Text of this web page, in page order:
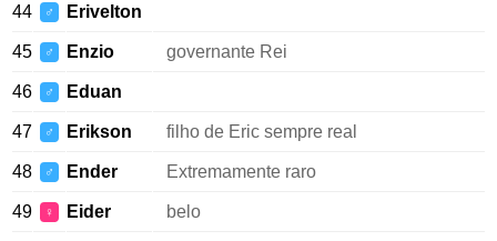
44 ♂ Erivelton
45 ♂ Enzio governante Rei
46 ♂ Eduan
47 ♂ Erikson filho de Eric sempre real
48 ♂ Ender Extremamente raro
49 ♀ Eider belo